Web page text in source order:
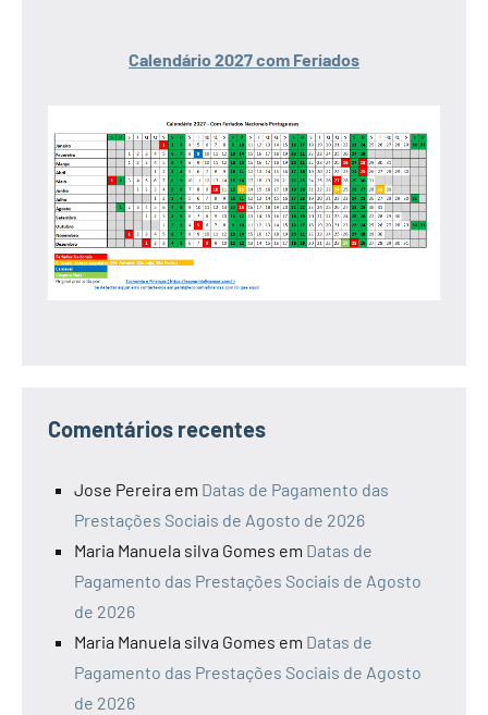
Calendário 2027 com Feriados
Comentários recentes
Jose Pereira em Datas de Pagamento das
Prestações Sociais de Agosto de 2026
Maria Manuela silva Gomes em Datas de
Pagamento das Prestações Sociais de Agosto
de 2026
Maria Manuela silva Gomes em Datas de
Pagamento das Prestações Sociais de Agosto
de 2026